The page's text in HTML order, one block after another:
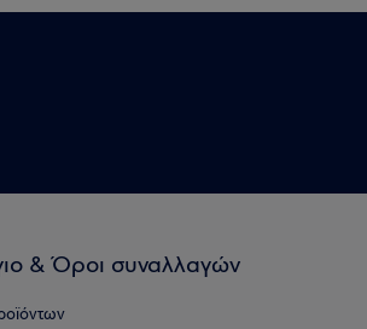
& Όροι συναλλαγών